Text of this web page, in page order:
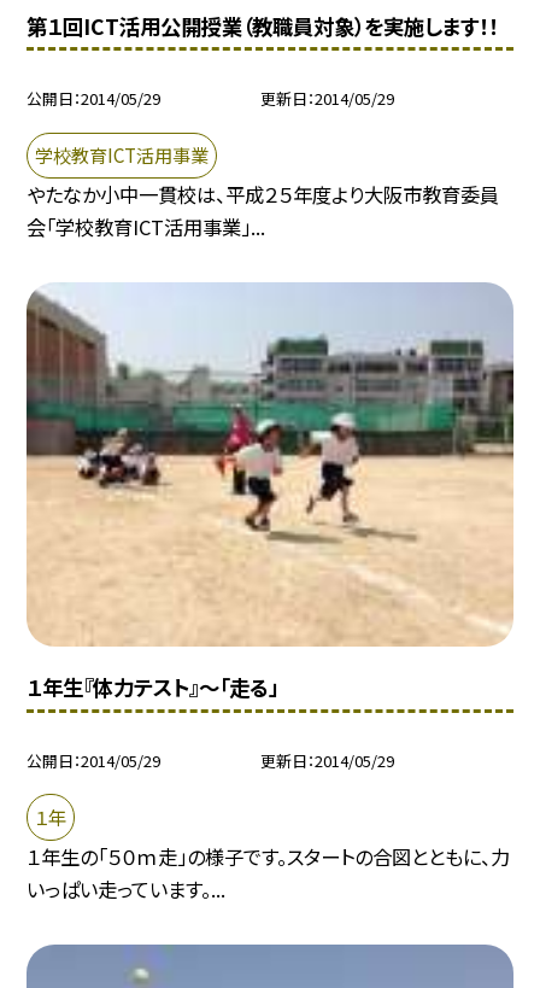
第１回ICT活用公開授業（教職員対象）を実施します！！
公開日 2014/05/29 更新日 2014/05/29
学校教育ICT活用事業
やたなか小中一貫校は、平成２５年度より大阪市教育委員
会「学校教育ICT活用事業」...
１年生『体力テスト』〜「走る」
公開日 2014/05/29 更新日 2014/05/29
１年
１年生の「５０ｍ走」の様子です。スタートの合図とともに、力
いっぱい走っています。...